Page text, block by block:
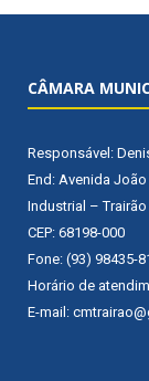
CÂMARA
Responsável:
End: Avenida João
Industrial – Trairão
CEP: 68198-000
Fone: (93) 98435-
Horário de
E-mail: